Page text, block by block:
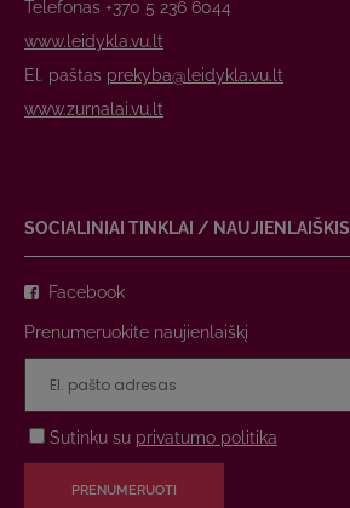
Telefonas +370 5 236 6044
www.leidykla.vu.lt
El. paštas prekyba@leidykla.vu.lt
www.zurnalai.vu.lt
SOCIALINIAI TINKLAI / NAUJIENLAIŠKIS
Facebook
Prenumeruokite naujienlaiškį
Sutinku su privatumo politika
PRENUMERUOTI